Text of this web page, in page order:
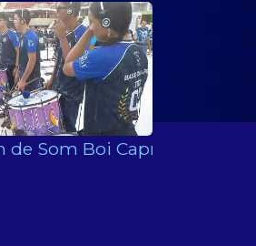
de Som Boi Caprichoso